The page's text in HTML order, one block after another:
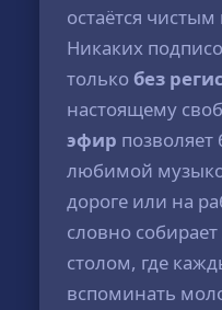
остаётся
Никаких
толькобез
настоящему
эфир позволяет
любимой
дороге или на
словно
столом, где
вспоминать